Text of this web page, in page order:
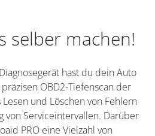
selber machen!
hast du dein Auto
OBD2-Tiefenscan der
und Löschen von Fehlern
von Serviceintervallen. Darüber
PRO eine Vielzahl von